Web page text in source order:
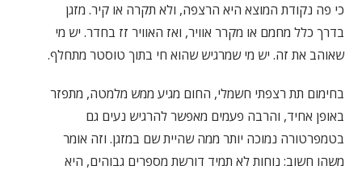
כי פה נקודת המוצא היא הרצפה, ולא תקרה או קיר. מזגן
בדרך כלל מחמם או מקרר אוויר, ואז האוויר זז בחדר. יש מי
שאוהב את זה. יש מי שמרגיש שהוא חי בתוך טוסטר מתחלף.
בחימום תת רצפתי חשמלי, החום מגיע ממש מלמטה, מתפזר
באופן אחיד, והרבה פעמים מאפשר להרגיש נעים גם
בטמפרטורה נמוכה יותר ממה שהיית שם במזגן. וזה אומר
משהו חשוב: נוחות לא תמיד דורשת מספרים גבוהים, היא